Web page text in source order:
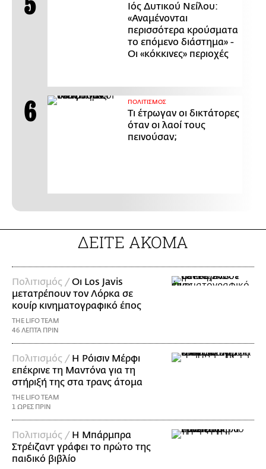
Ιός Δυτικού Νείλου:
«Αναμένονται
περισσότερα κρούσματα
το επόμενο διάστημα» -
Οι «κόκκινες» περιοχές
ΠΟΛΙΤΙΣΜΟΣ
Τι έτρωγαν οι δικτάτορες
όταν οι λαοί τους
πεινούσαν;
ΔΕΙΤΕ ΑΚΟΜΑ
Πολιτισμός /Οι Los Javis
μετατρέπουν τον Λόρκα σε
κουίρ κινηματογραφικό έπος
THE LIFO TEAM
46 ΛΕΠΤΑ ΠΡΙΝ
Πολιτισμός / Η Ρόισιν Μέρφι
επέκρινε τη Μαντόνα για τη
στήριξή της στα τρανς άτομα
THE LIFO TEAM
1 ΩΡΕΣ ΠΡΙΝ
Πολιτισμός / Η Μπάρμπρα
Στρέιζαντ γράφει το πρώτο της
παιδικό βιβλίο